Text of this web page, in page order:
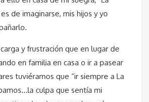
de imaginarse, mis hijos y yo
y frustración que en lugar de
en familia en casa o ir a pasear
tuviéramos que “ir siempre a La
culpa que sentía mi